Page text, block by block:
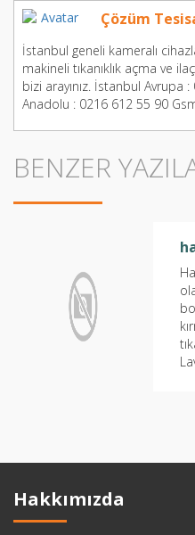
Çözüm
İstanbul geneli kameralı
makineli tıkanıklık açma ve
bizi arayınız. İstanbul Avrupa
Anadolu : 0216 612 55 90
BENZER
Hakkımızda